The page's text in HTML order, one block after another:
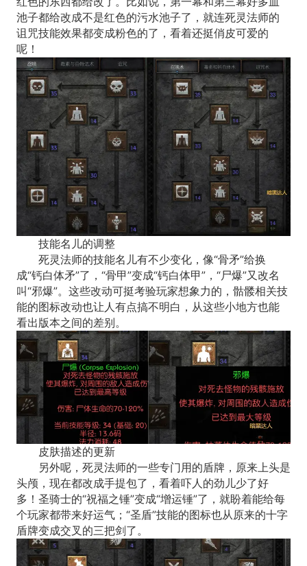
池子都给改成不是红色的污水池子了，就连死灵法师的
诅咒技能效果都变成粉色的了，看着还挺俏皮可爱的
呢！
技能名儿的调整
死灵法师的技能名儿有不少变化，像“骨矛”给换
成“钙白体矛”了，“骨甲”变成“钙白体甲”，“尸爆”又改名
叫“邪爆”。这些改动可挺考验玩家想象力的，骷髅相关技
能的图标改动也让人有点搞不明白，从这些小地方也能
看出版本之间的差别。
皮肤描述的更新
另外呢，死灵法师的一些专门用的盾牌，原来上头是
头颅，现在都改成手提包了，看着吓人的劲儿少了好
多！圣骑士的“祝福之锤”变成“增运锤”了，就盼着能给每
个玩家都带来好运气；“圣盾”技能的图标也从原来的十字
盾牌变成交叉的三把剑了。